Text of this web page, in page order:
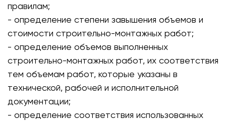
правилам;
- определение степени завышения объемов и
стоимости строительно-монтажных работ;
- определение объемов выполненных
строительно-монтажных работ, их соответствия
тем объемам работ, которые указаны в
технической, рабочей и исполнительной
документации;
- определение соответствия использованных